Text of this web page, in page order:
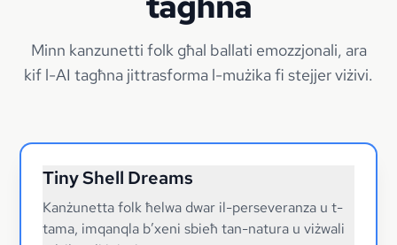
Minn kanzunetti folk għal ballati emozzjonali, ara
kif l-AI tagħna jittrasforma l-mużika fi stejjer viżivi.
Tiny Shell Dreams
Kanżunetta folk ħelwa dwar il-perseveranza u t-
tama, imqanqla b’xeni sbieħ tan-natura u viżwali